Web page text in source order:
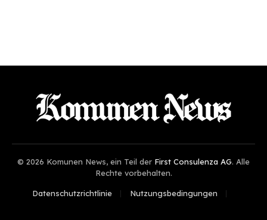
© 2026 Komunen News, ein Teil der First Consulenza AG. Alle
Rechte vorbehalten.
Datenschutzrichtlinie Nutzungsbedingungen